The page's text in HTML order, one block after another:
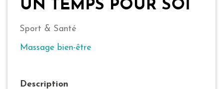
UN TEMPS POUR SOI
Sport & Santé
Massage bien-être
Description